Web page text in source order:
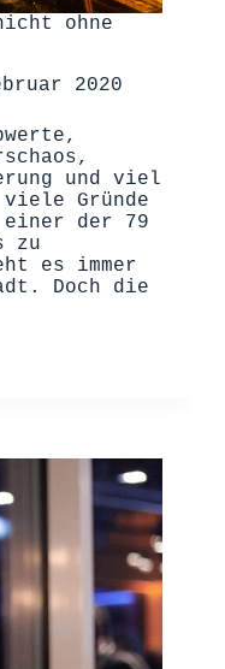
ohne
2020
und viel
Gründe
einer der 79
zu
es immer
Doch die